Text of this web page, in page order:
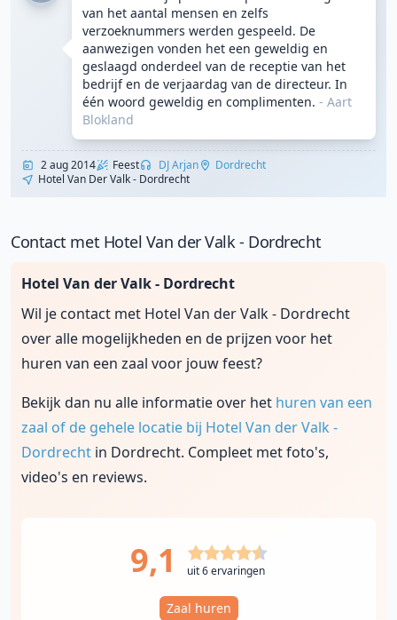
van het aantal mensen en zelfs
verzoeknummers werden gespeeld. De
aanwezigen vonden het een geweldig en
geslaagd onderdeel van de receptie van het
bedrijf en de verjaardag van de directeur. In
één woord geweldig en complimenten. - Aart
Blokland
2 aug 2014 Feest DJ Arjan
Dordrecht
Hotel Van Der Valk - Dordrecht
Contact met Hotel Van der Valk - Dordrecht
Hotel Van der Valk - Dordrecht
Wil je contact met Hotel Van der Valk - Dordrecht
over alle mogelijkheden en de prijzen voor het
huren van een zaal voor jouw feest?
Bekijk dan nu alle informatie over het huren van een
zaal of de gehele locatie bij Hotel Van der Valk -
Dordrecht in Dordrecht. Compleet met foto's,
video's en reviews.
9,1 uit 6 ervaringen
Zaal huren